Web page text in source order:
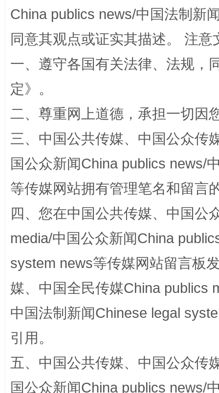
站台名比不上好声名
漫山遍野的桃花与雪山、麦地、白藏房
China publics news/中国法制新
同意其观点或证实其描述。 注
一、遵守各国有关法律、法规，
定》。
二、尊重网上道德，承担一切因
三、中国公共传媒、中国公众传
国公众新闻China publics news/
等传媒网站拥有管理笔名和留言
四、您在中国公共传媒、中国公
media/中国公众新闻China
system news等传媒网站留言板
媒、中国全民传媒China publics
中国法制新闻Chinese legal
引用。
五、中国公共传媒、中国公众传
国公众新闻China publics news/